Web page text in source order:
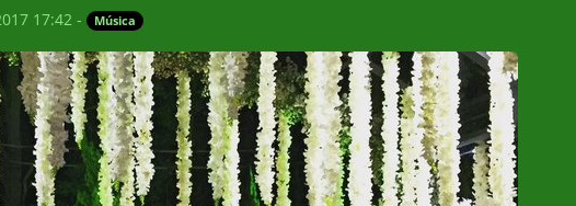
17:42 - Música